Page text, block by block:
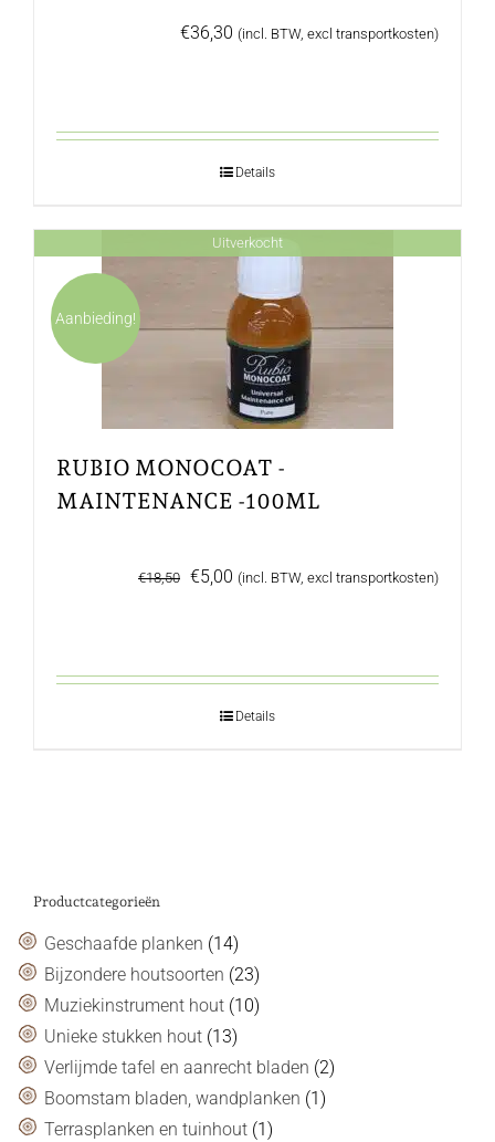
€36,30 (incl. BTW, excl transportkosten)
Details
Uitverkocht
Aanbieding!
RUBIO MONOCOAT -
MAINTENANCE -100ML
€18,50 Oorspronkelijke
€5,00 Huidige
(incl. BTW, excl transportkosten)
Details
Productcategorieën
Geschaafde planken (14)
Bijzondere houtsoorten (23)
Muziekinstrument hout (10)
Unieke stukken hout (13)
Verlijmde tafel en aanrecht bladen (2)
Boomstam bladen, wandplanken (1)
Terrasplanken en tuinhout (1)